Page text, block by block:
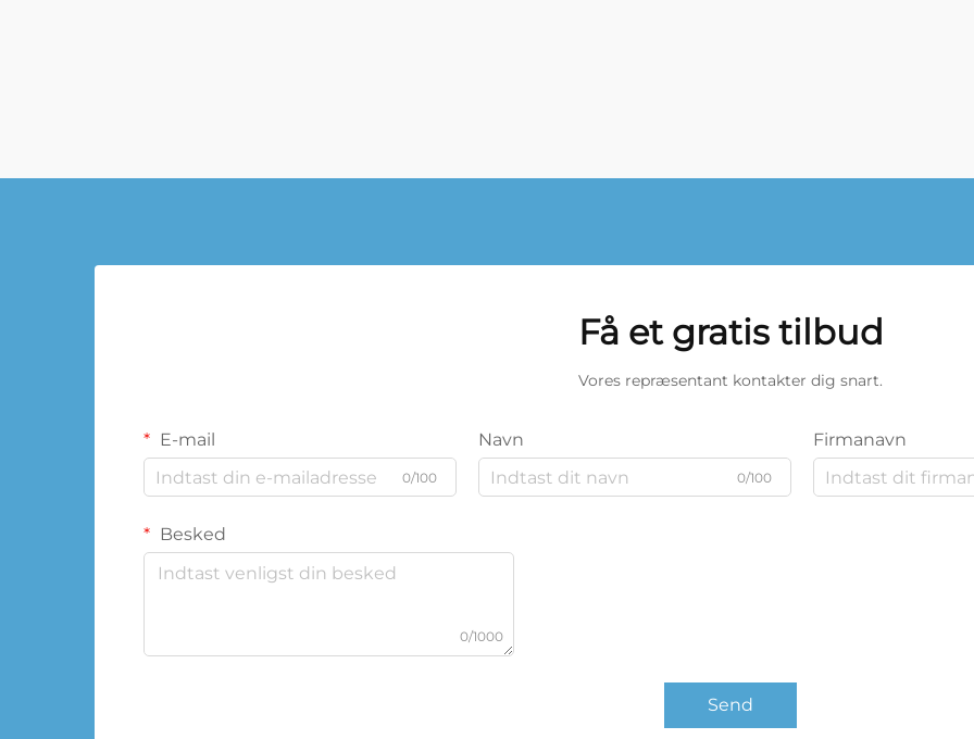
Få et gratis tilbud
Vores repræsentant kontakter dig snart.
E-mail
0/100
Navn
0/100
Firmanavn
Besked
0/1000
Send